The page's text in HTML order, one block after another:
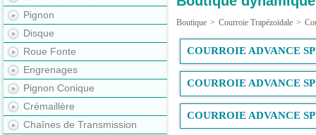
Pignon
Disque
Roue Fonte
Engrenages
Pignon Conique
Crémaillère
Chaînes de Transmission
Boutique > Courroie Trapézoïdale >
COURROIE ADVANCE
COURROIE ADVANCE
COURROIE ADVANCE